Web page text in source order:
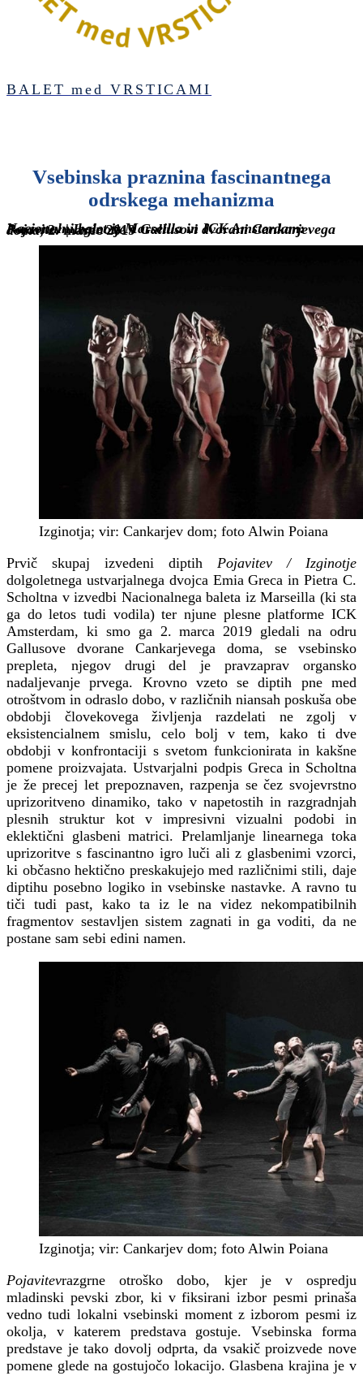
BALET med VRSTICAMI
Vsebinska praznina fascinantnega
odrskega mehanizma
Nacionalni balet iz Marseilla in ICK Amsterdam: Pojavitev|Izginotje v
Gallusovi dvorani Cankarjevega doma, 2. marec 2019
Izginotja; vir: Cankarjev dom; foto Alwin Poiana
Prvič skupaj izvedeni diptih Pojavitev / Izginotje
dolgoletnega ustvarjalnega dvojca Emia Greca in Pietra C.
Scholtna v izvedbi Nacionalnega baleta iz Marseilla (ki sta
ga do letos tudi vodila) ter njune plesne platforme ICK
Amsterdam, ki smo ga 2. marca 2019 gledali na odru
Gallusove dvorane Cankarjevega doma, se vsebinsko
prepleta, njegov drugi del je pravzaprav organsko
nadaljevanje prvega. Krovno vzeto se diptih pne med
otroštvom in odraslo dobo, v različnih niansah poskuša obe
obdobji človekovega življenja razdelati ne zgolj v
eksistencialnem smislu, celo bolj v tem, kako ti dve
obdobji v konfrontaciji s svetom funkcionirata in kakšne
pomene proizvajata. Ustvarjalni podpis Greca in Scholtna
je že precej let prepoznaven, razpenja se čez svojevrstno
uprizoritveno dinamiko, tako v napetostih in razgradnjah
plesnih struktur kot v impresivni vizualni podobi in
eklektični glasbeni matrici. Prelamljanje linearnega toka
uprizoritve s fascinantno igro luči ali z glasbenimi vzorci,
ki občasno hektično preskakujejo med različnimi stili, daje
diptihu posebno logiko in vsebinske nastavke. A ravno tu
tiči tudi past, kako ta iz le na videz nekompatibilnih
fragmentov sestavljen sistem zagnati in ga voditi, da ne
postane sam sebi edini namen.
Izginotja; vir: Cankarjev dom; foto Alwin Poiana
Pojavitevrazgrne otroško dobo, kjer je v ospredju
mladinski pevski zbor, ki v fiksirani izbor pesmi prinaša
vedno tudi lokalni vsebinski moment z izborom pesmi iz
okolja, v katerem predstava gostuje. Vsebinska forma
predstave je tako dovolj odprta, da vsakič proizvede nove
pomene glede na gostujočo lokacijo. Glasbena krajina je v